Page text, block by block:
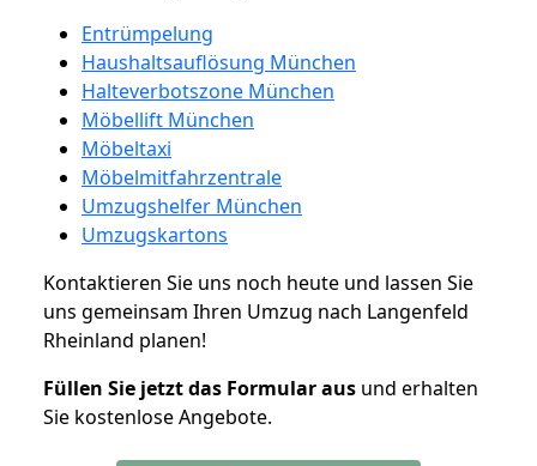
Entrümpelung
Haushaltsauflösung München
Halteverbotszone München
Möbellift München
Möbeltaxi
Möbelmitfahrzentrale
Umzugshelfer München
Umzugskartons
Kontaktieren Sie uns noch heute und lassen Sie
uns gemeinsam Ihren Umzug nach Langenfeld
Rheinland planen!
Füllen Sie jetzt das Formular aus und erhalten
Sie kostenlose Angebote.